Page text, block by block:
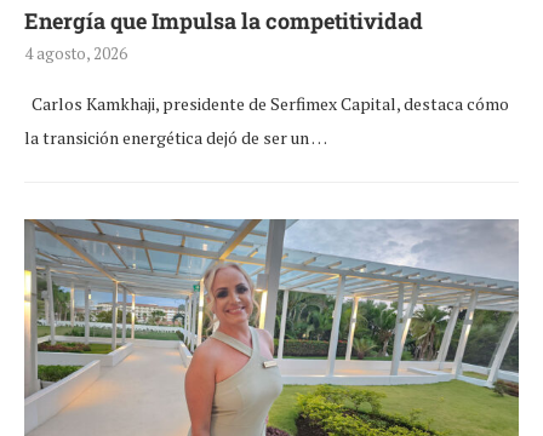
Energía que Impulsa la competitividad
4 agosto, 2026
Carlos Kamkhaji, presidente de Serfimex Capital, destaca cómo
la transición energética dejó de ser un …